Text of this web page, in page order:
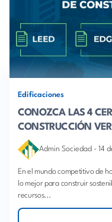
Edificaciones
CONOZCA LAS 4
CONSTRUCCIÓN
Admin Sociedad - 14
En el mundo competitivo de
lo mejor para construir
recursos...